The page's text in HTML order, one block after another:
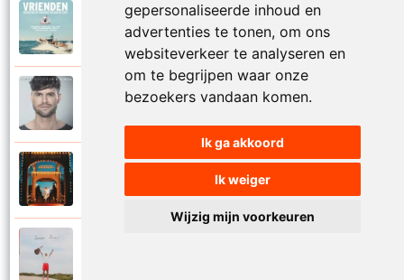
gepersonaliseerde inhoud en
advertenties te tonen, om ons
websiteverkeer te analyseren en
om te begrijpen waar onze
bezoekers vandaan komen.
Ik ga akkoord
Ik weiger
Wijzig mijn voorkeuren
Diverse artiesten
Vrienden
Simon Keizer